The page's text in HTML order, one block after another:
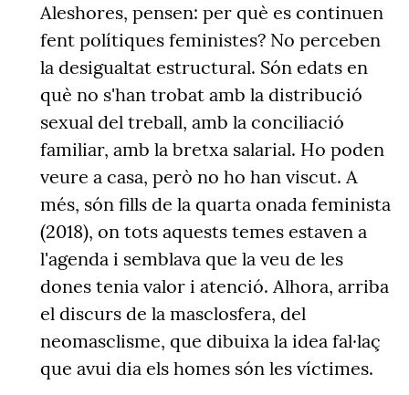
Aleshores, pensen: per què es continuen
fent polítiques feministes? No perceben
la desigualtat estructural. Són edats en
què no s'han trobat amb la distribució
sexual del treball, amb la conciliació
familiar, amb la bretxa salarial. Ho poden
veure a casa, però no ho han viscut. A
més, són fills de la quarta onada feminista
(2018), on tots aquests temes estaven a
l'agenda i semblava que la veu de les
dones tenia valor i atenció. Alhora, arriba
el discurs de la masclosfera, del
neomasclisme, que dibuixa la idea fal·laç
que avui dia els homes són les víctimes.